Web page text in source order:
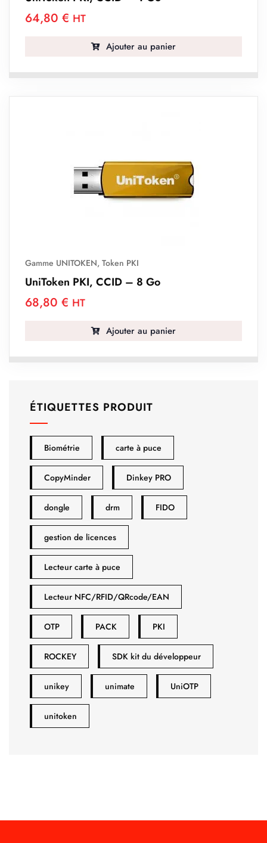
64,80 € HT
Ajouter au panier
Gamme UNITOKEN, Token PKI
UniToken PKI, CCID – 8 Go
68,80 € HT
Ajouter au panier
ÉTIQUETTES PRODUIT
Biométrie carte à puce
CopyMinder Dinkey PRO
dongle drm FIDO
gestion de licences
Lecteur carte à puce
Lecteur NFC/RFID/QRcode/EAN
OTP PACK PKI
ROCKEY SDK kit du développeur
unikey unimate UniOTP
unitoken